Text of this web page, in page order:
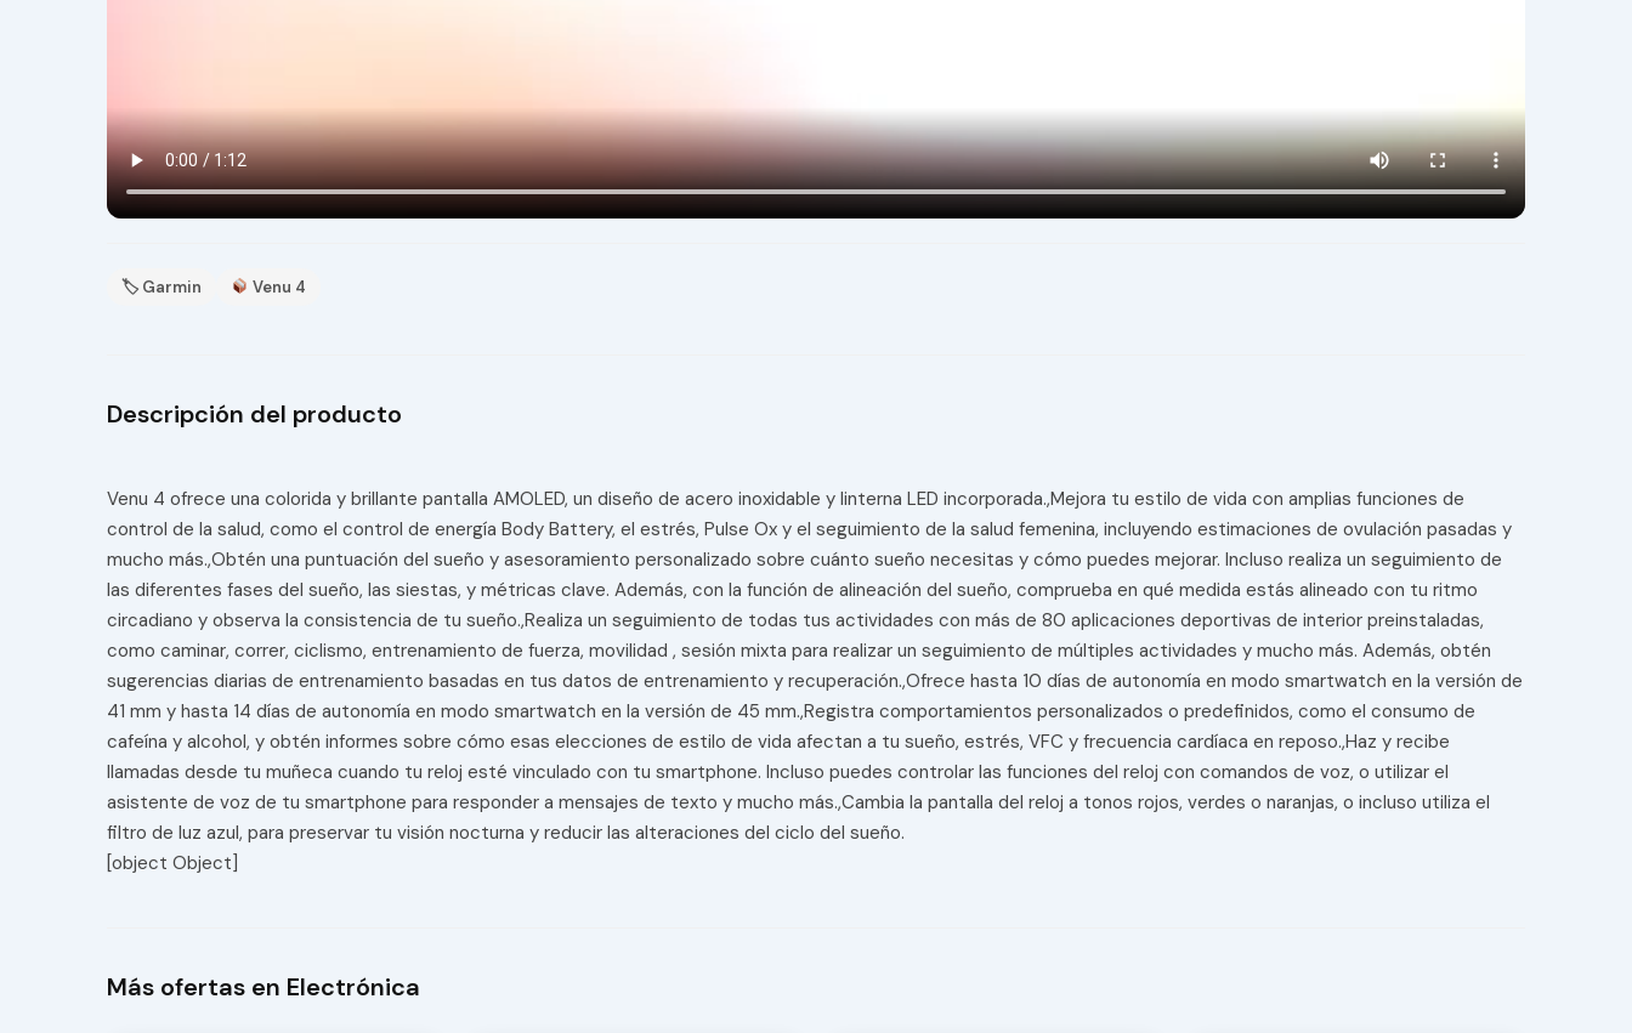
🏷 Garmin Venu 4
Descripción del producto
Venu 4 ofrece una colorida y brillante pantalla AMOLED, un diseño de acero inoxidable y linterna LED incorporada.,Mejora tu estilo de vida con amplias funciones de
control de la salud, como el control de energía Body Battery, el estrés, Pulse Ox y el seguimiento de la salud femenina, incluyendo estimaciones de ovulación pasadas y
mucho más.,Obtén una puntuación del sueño y asesoramiento personalizado sobre cuánto sueño necesitas y cómo puedes mejorar. Incluso realiza un seguimiento de
las diferentes fases del sueño, las siestas, y métricas clave. Además, con la función de alineación del sueño, comprueba en qué medida estás alineado con tu ritmo
circadiano y observa la consistencia de tu sueño.,Realiza un seguimiento de todas tus actividades con más de 80 aplicaciones deportivas de interior preinstaladas,
como caminar, correr, ciclismo, entrenamiento de fuerza, movilidad , sesión mixta para realizar un seguimiento de múltiples actividades y mucho más. Además, obtén
sugerencias diarias de entrenamiento basadas en tus datos de entrenamiento y recuperación.,Ofrece hasta 10 días de autonomía en modo smartwatch en la versión de
41 mm y hasta 14 días de autonomía en modo smartwatch en la versión de 45 mm.,Registra comportamientos personalizados o predefinidos, como el consumo de
cafeína y alcohol, y obtén informes sobre cómo esas elecciones de estilo de vida afectan a tu sueño, estrés, VFC y frecuencia cardíaca en reposo.,Haz y recibe
llamadas desde tu muñeca cuando tu reloj esté vinculado con tu smartphone. Incluso puedes controlar las funciones del reloj con comandos de voz, o utilizar el
asistente de voz de tu smartphone para responder a mensajes de texto y mucho más.,Cambia la pantalla del reloj a tonos rojos, verdes o naranjas, o incluso utiliza el
filtro de luz azul, para preservar tu visión nocturna y reducir las alteraciones del ciclo del sueño.
[object Object]
Más ofertas en Electrónica